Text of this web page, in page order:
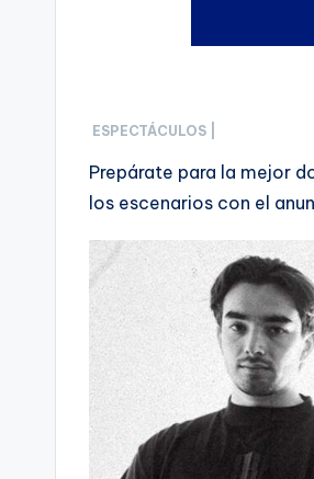
ESPECTÁCULOS |
Prepárate para la mejor
los escenarios con el